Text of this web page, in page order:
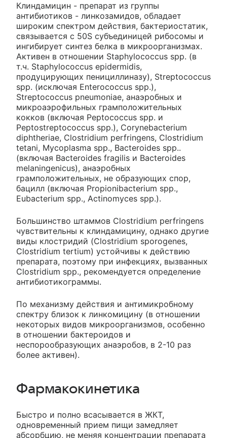
Клиндамицин - препарат из группы
антибиотиков - линкозамидов, обладает
широким спектром действия, бактериостатик,
связывается с 50S субъединицей рибосомы и
ингибирует синтез белка в микроорганизмах.
Активен в отношении Staphylococcus spp. (в
т.ч. Staphylococcus epidermidis,
продуцирующих пенициллиназу), Streptococcus
spp. (исключая Enterococcus spp.),
Streptococcus pneumoniae, анаэробных и
микроаэрофильных грамположительных
кокков (включая Peptococcus spp. и
Peptostreptococcus spp.), Corynebacterium
diphtheriae, Clostridium perfringens, Clostridium
tetani, Mycoplasma spp., Bacteroides spp..
(включая Bacteroides fragilis и Bacteroides
melaningenicus), анаэробных
грамположительных, не образующих спор,
бацилл (включая Propionibacterium spp.,
Eubacterium spp., Actinomyces spp.).
Большинство штаммов Clostridium perfringens
чувствительны к клиндамицину, однако другие
виды клостридий (Clostridium sporogenes,
Clostridium tertium) устойчивы к действию
препарата, поэтому при инфекциях, вызванных
Clostridium spp., рекомендуется определение
антибиотикограммы.
По механизму действия и антимикробному
спектру близок к линкомицину (в отношении
некоторых видов микроорганизмов, особенно
в отношении бактероидов и
неспорообразующих анаэробов, в 2-10 раз
более активен).
Фармакокинетика
Быстро и полно всасывается в ЖКТ,
одновременный прием пищи замедляет
абсорбцию, не меняя концентрации препарата